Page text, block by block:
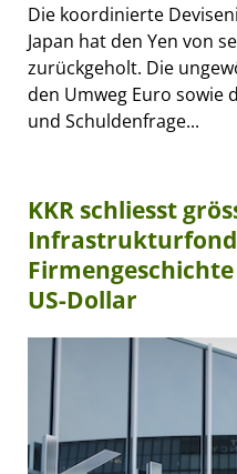
Die koordinierte
Japan hat den Yen von
zurückgeholt. Die
den Umweg Euro sowie
und Schuldenfrage...
KKR schliesst
US-Dollar